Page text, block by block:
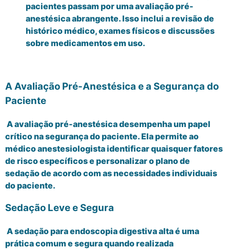
pacientes passam por uma avaliação pré-
anestésica abrangente. Isso inclui a revisão de
histórico médico, exames físicos e discussões
sobre medicamentos em uso.
A Avaliação Pré-Anestésica e a Segurança do
Paciente
A avaliação pré-anestésica desempenha um papel
crítico na segurança do paciente. Ela permite ao
médico anestesiologista identificar quaisquer fatores
de risco específicos e personalizar o plano de
sedação de acordo com as necessidades individuais
do paciente.
Sedação Leve e Segura
A sedação para endoscopia digestiva alta é uma
prática comum e segura quando realizada